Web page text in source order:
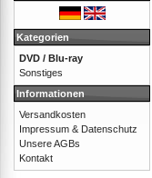
Kategorien
DVD / Blu-ray
Sonstiges
Informationen
Versandkosten
Impressum & Datenschutz
Unsere AGBs
Kontakt